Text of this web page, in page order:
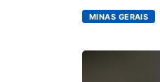
MINAS GERAIS